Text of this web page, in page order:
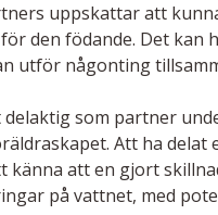
uppskattar att
den födande. Det
utför någonting
som partner
Att ha
känna att en gjort
på vattnet, med